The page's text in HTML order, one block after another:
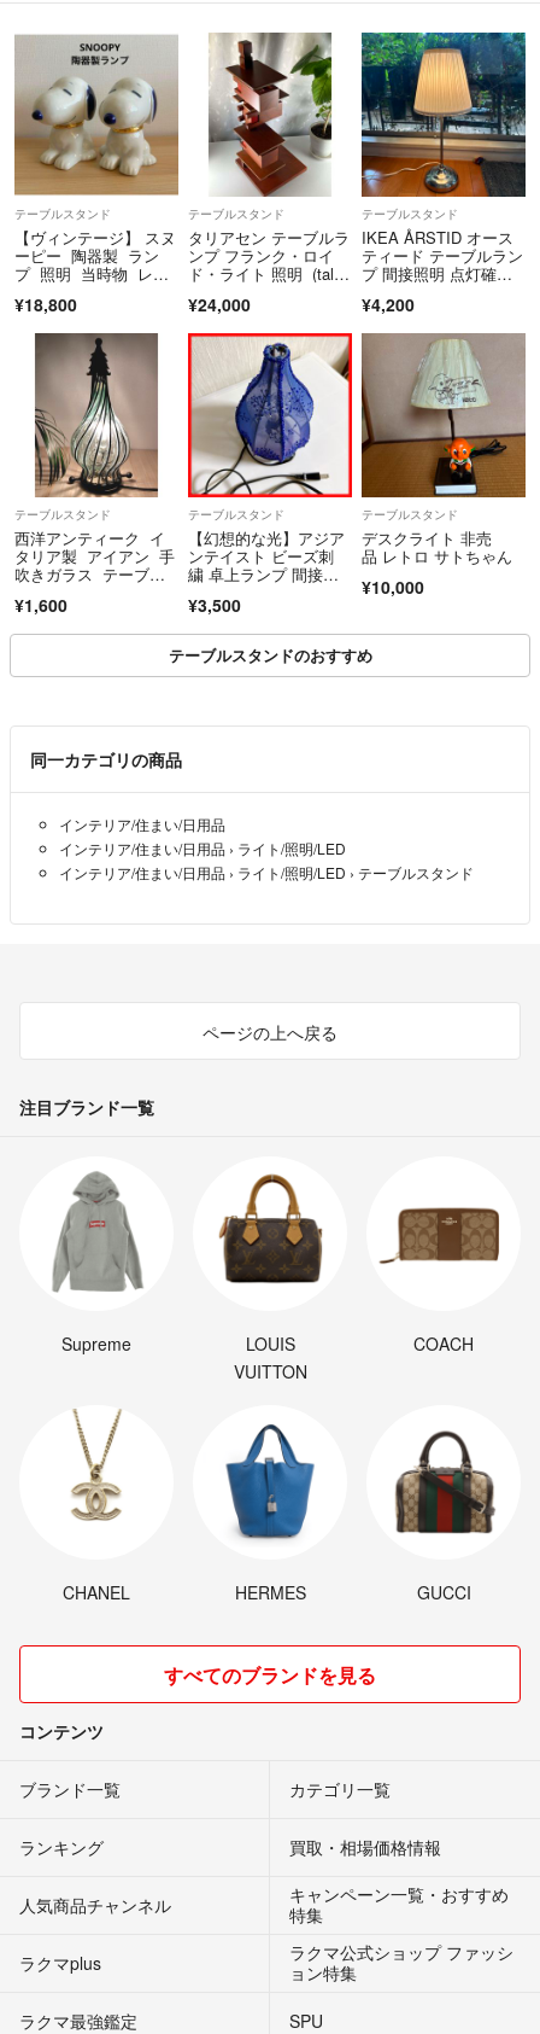
テーブルスタンド
【ヴィンテージ】 スヌ
ーピー 陶器製 ラン
プ 照明 当時物 レト
¥18,800
テーブルスタンド
タリアセン テーブルラ
ンプ フランク・ロイ
ド・ライト 照明 (talie
¥24,000
テーブルスタンド
IKEA ÅRSTID オース
ティード テーブルラン
プ 間接照明 点灯確認
¥4,200
テーブルスタンド
西洋アンティーク イ
タリア製 アイアン 手
吹きガラス テーブ
¥1,600
テーブルスタンド
【幻想的な光】アジア
ンテイスト ビーズ刺
繍 卓上ランプ 間接照
¥3,500
テーブルスタンド
デスクライト 非売
品 レトロ サトちゃん
¥10,000
テーブルスタンドのおすすめ
同一カテゴリの商品
インテリア/住まい/日用品
インテリア/住まい/日用品 › ライト/照明/LED
インテリア/住まい/日用品 › ライト/照明/LED › テーブルスタンド
ページの上へ戻る
注目ブランド一覧
Supreme
LOUIS
VUITTON
COACH
CHANEL HERMES GUCCI
すべてのブランドを見る
コンテンツ
ブランド一覧 カテゴリ一覧
ランキング 買取・相場価格情報
人気商品チャンネル
キャンペーン一覧・おすすめ
特集
ラクマplus
ラクマ公式ショップ ファッシ
ョン特集
ラクマ最強鑑定
SPU